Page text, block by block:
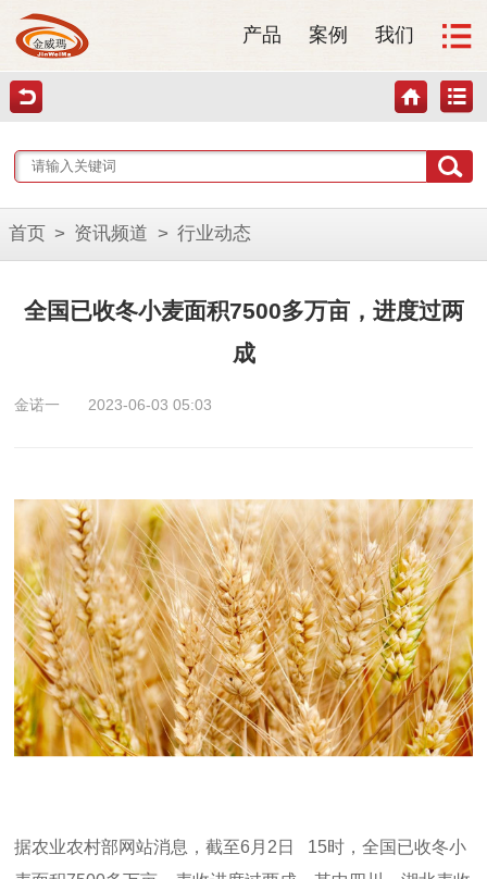
产品 案例 我们
首页 > 资讯频道 > 行业动态
全国已收冬小麦面积7500多万亩，进度过两
成
金诺一 2023-06-03 05:03
据农业农村部网站消息，截至6 月 2 日 15时，全国已收冬小